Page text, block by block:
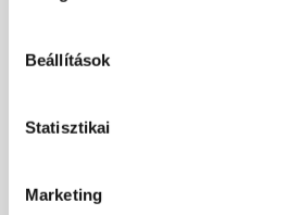
Beállítások
Statisztikai
Marketing